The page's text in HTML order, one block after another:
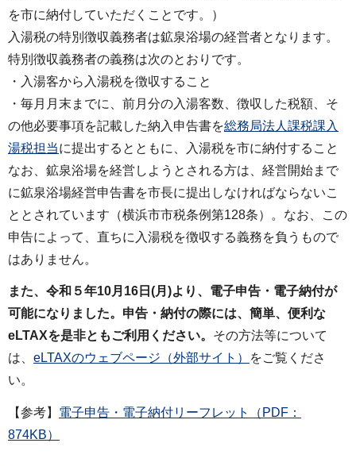
を市に納付していただくことです。）
入湯税の特別徴収義務者は鉱泉浴場の経営者となります。
特別徴収義務者の義務は次のとおりです。
・入湯客から入湯税を徴収すること
・毎月月末までに、前月分の入湯客数、徴収した税額、そ
の他必要事項を記載した納入申告書を総務局法人課税課入
湯税担当に提出するとともに、入湯税を市に納付すること
なお、鉱泉浴場を経営しようとされる方は、経営開始まで
に鉱泉浴場経営申告書を市長に提出しなければならないこ
ととされています（横浜市市税条例第128条）。なお、この
申告によって、直ちに入湯税を徴収する義務を負うもので
はありません。
また、令和５年10月16日(月)より、電子申告・電子納付が
可能になりました。申告・納付の際には、簡単、便利な
eLTAXを是非ともご利用ください。 その方法等について
は、 eLTAXのウェブページ（外部サイト）
をご覧くださ
い。
【参考】 電子申告・電子納付リーフレット（PDF：
874KB）